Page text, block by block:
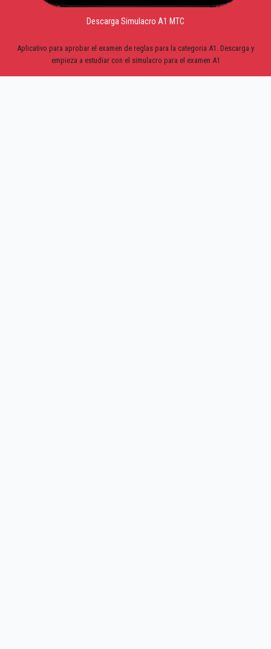
Descarga Simulacro A1 MTC
Aplicativo para aprobar el examen de reglas para la categoria A1. Descarga y
empieza a estudiar con el simulacro para el examen A1